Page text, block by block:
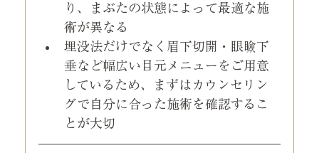
り、まぶたの状態によって最適な施
術が異なる
埋没法だけでなく眉下切開・眼瞼下
垂など幅広い目元メニューをご用意
しているため、まずはカウンセリン
グで自分に合った施術を確認するこ
とが大切